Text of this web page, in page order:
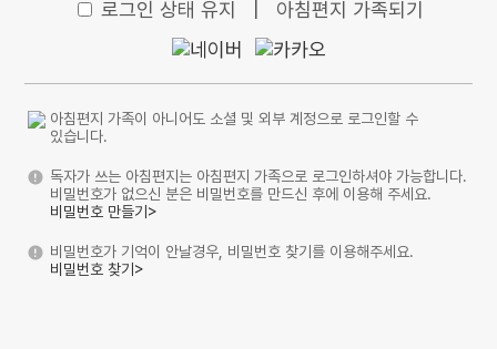
로그인 상태 유지 아침편지 가족되기
아침편지 가족이 아니어도 소셜 및 외부 계정으로 로그인할 수
있습니다.
독자가 쓰는 아침편지는 아침편지 가족으로 로그인하셔야 가능합니다.
비밀번호가 없으신 분은 비밀번호를 만드신 후에 이용해 주세요.
비밀번호 만들기>
비밀번호가 기억이 안날경우, 비밀번호 찾기를 이용해주세요.
비밀번호 찾기>